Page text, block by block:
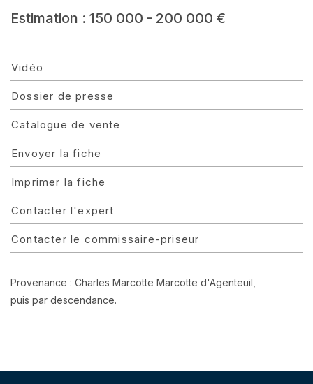
Estimation : 150 000 - 200 000 €
Vidéo
Dossier de presse
Catalogue de vente
Envoyer la fiche
Imprimer la fiche
Contacter l'expert
Contacter le commissaire-priseur
Provenance : Charles Marcotte Marcotte d'Agenteuil,
puis par descendance.